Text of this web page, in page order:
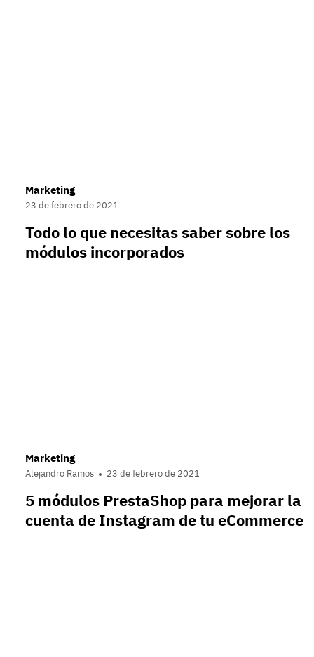
Marketing
23 de febrero de 2021
Todo lo que necesitas saber sobre los
módulos incorporados
Marketing
Alejandro Ramos 23 de febrero de 2021
5 módulos PrestaShop para mejorar la
cuenta de Instagram de tu eCommerce